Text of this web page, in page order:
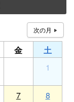
金
土
1
7 8